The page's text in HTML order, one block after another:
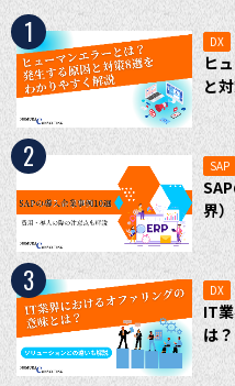
1 DX
ヒ
と
2 SAP
界
3 DX
IT
は